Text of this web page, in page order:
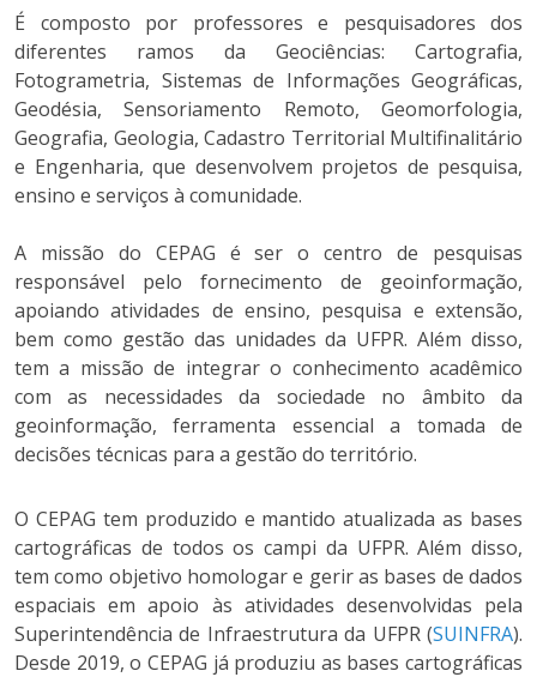
É composto por professores e pesquisadores dos
diferentes ramos da Geociências: Cartografia,
Fotogrametria, Sistemas de Informações Geográficas,
Geodésia, Sensoriamento Remoto, Geomorfologia,
Geografia, Geologia, Cadastro Territorial Multifinalitário
e Engenharia, que desenvolvem projetos de pesquisa,
ensino e serviços à comunidade.
A missão do CEPAG é ser o centro de pesquisas
responsável pelo fornecimento de geoinformação,
apoiando atividades de ensino, pesquisa e extensão,
bem como gestão das unidades da UFPR. Além disso,
tem a missão de integrar o conhecimento acadêmico
com as necessidades da sociedade no âmbito da
geoinformação, ferramenta essencial a tomada de
decisões técnicas para a gestão do território.
O CEPAG tem produzido e mantido atualizada as bases
cartográficas de todos os campi da UFPR. Além disso,
tem como objetivo homologar e gerir as bases de dados
espaciais em apoio às atividades desenvolvidas pela
Superintendência de Infraestrutura da UFPR (SUINFRA).
Desde 2019, o CEPAG já produziu as bases cartográficas